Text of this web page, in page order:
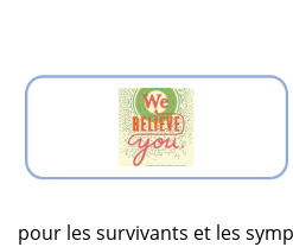
pour les survivants et les